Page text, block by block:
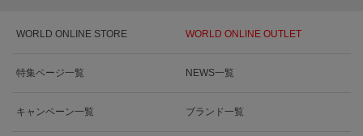
WORLD ONLINE STORE WORLD ONLINE OUTLET
特集ページ一覧 NEWS一覧
キャンペーン一覧 ブランド一覧